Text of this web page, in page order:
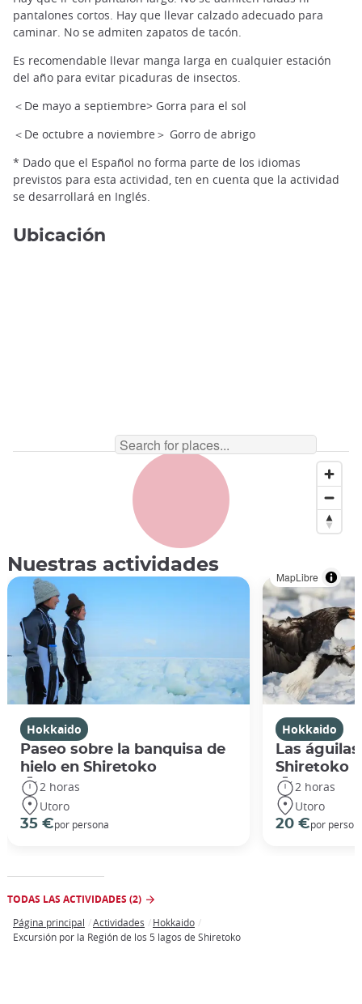
Los 5 lagos de Shiretoko ©️Picchio
pantalones cortos. Hay que llevar calzado adecuado para
caminar. No se admiten zapatos de tacón.
Es recomendable llevar manga larga en cualquier estación
del año para evitar picaduras de insectos.
＜De mayo a septiembre> Gorra para el sol
＜De octubre a noviembre＞ Gorro de abrigo
* Dado que el Español no forma parte de los idiomas
previstos para esta actividad, ten en cuenta que la actividad
se desarrollará en Inglés.
Ubicación
MapLibre
Nuestras actividades
Hokkaido
Paseo sobre la banquisa de
hielo en Shiretoko
2 horas
Utoro
35 €por persona
Hokkaido
Las
Shiretoko
2 horas
Utoro
20 €por
TODAS LAS ACTIVIDADES (2)
Breadcrumb
Página principal Actividades
Hokkaido
Excursión por la Región de los 5 lagos de Shiretoko